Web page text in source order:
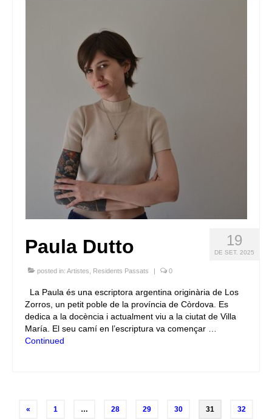
19
DE SET. 2025
Paula Dutto
posted in: Artistes Residents Passats | 0
La Paula és una escriptora argentina originària de Los
Zorros, un petit poble de la província de Còrdova. Es
dedica a la docència i actualment viu a la ciutat de Villa
María. El seu camí en l’escriptura va començar …
Continued
Posts
« 1 … 28 29 30 31 32